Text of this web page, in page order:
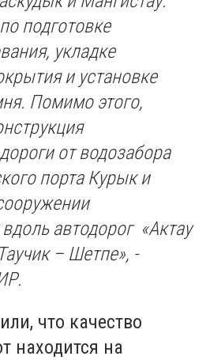
подготовке
укладке
и установке
Помимо этого,
от водозабора
порта Курык и
автодорог «Актау
– Шетпе», -
что качество
находится на